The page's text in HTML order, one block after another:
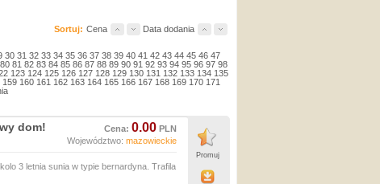
Sortuj: Cena Data dodania
30 31 32 33 34 35 36 37 38 39 40 41 42 43 44 45 46 47
80 81 82 83 84 85 86 87 88 89 90 91 92 93 94 95 96 97 98
123 124 125 126 127 128 129 130 131 132 133 134 135
159 160 161 162 163 164 165 166 167 168 169 170 171
dom! Cena: 0.00 PLN
Województwo: mazowieckie
3 letnia sunia w typie bernardyna. Trafila
Promuj